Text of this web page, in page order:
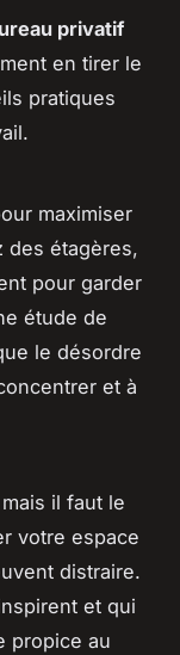
privatif
en tirer le
pratiques
maximiser
des étagères,
pour garder
étude de
le désordre
et à
il faut le
votre espace
distraire.
et qui
propice au